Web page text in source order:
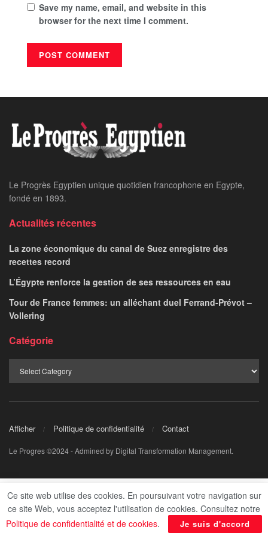
Save my name, email, and website in this
browser for the next time I comment.
Le Progrès Egyptien unique quotidien francophone en Egypte,
fondé en 1893.
Actualités récentes
La zone économique du canal de Suez enregistre des
recettes record
L’Égypte renforce la gestion de ses ressources en eau
Tour de France femmes: un alléchant duel Ferrand-Prévot –
Vollering
Catégorie
Afficher Politique de confidentialité Contact
Le Progres ©2024 - Admined by Digital Transformation Management.
Ce site web utilise des cookies. En poursuivant votre navigation sur
ce site Web, vous acceptez l'utilisation de cookies. Consultez notre
Politique de confidentialité et de cookies. Je suis d'accord